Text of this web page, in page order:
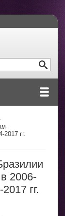
2017 гг.
2006-
гг.